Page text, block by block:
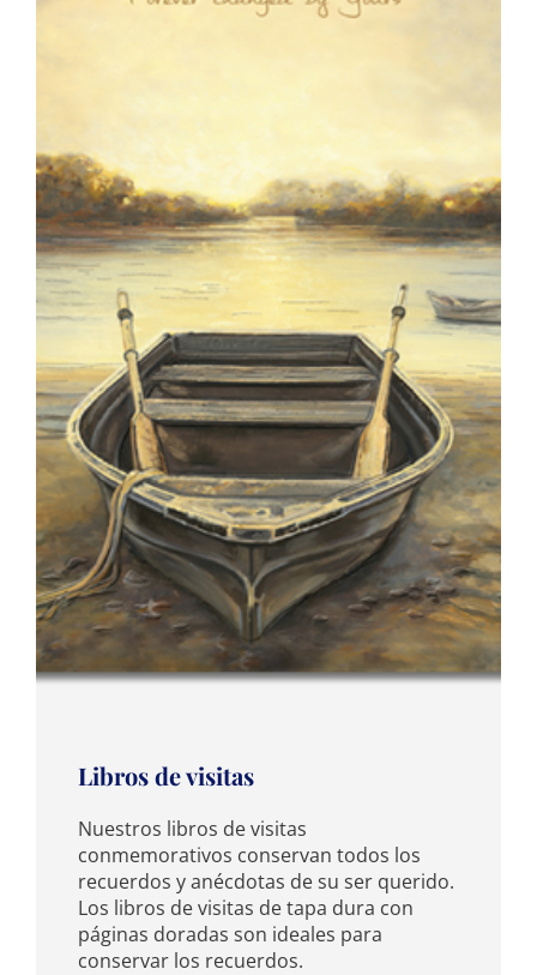
Libros de visitas
Nuestros libros de visitas
conmemorativos conservan todos los
recuerdos y anécdotas de su ser querido.
Los libros de visitas de tapa dura con
páginas doradas son ideales para
conservar los recuerdos.